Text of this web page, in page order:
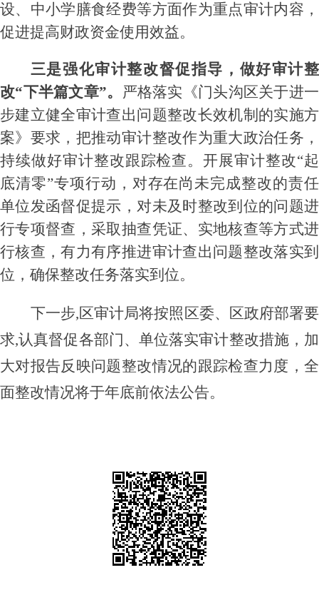
设、 中小学膳食经费等方面作为重点审计内容，
促进提高财政资金使用效益。
三是强化审计整改督促指导 ，做好审计整
改“下半篇文章”。
严格落实《门头沟区关于进一
步建立健全审计查出问题整改长效机制的实施方
案》要求， 把推动审计整改作为重大政治任务 ，
持续做好审计整改跟踪检查。开展审计整改“起
底清零”专项行动， 对存在尚未完成整改的责任
单位发函督促提示，对未及时整改到位的问题进
行专项督查，采取抽查凭证、实地核查等方式进
行核查，有力有序推进审计查出问题整改落实到
位 ， 确保整改任务落实到位。
下一步,区审计局将按照区委、区政府部署要
求,认真督促各部门、单位落实审计整改措施，加
大对报告反映问题整改情况的跟踪检查力度，全
面整改情况将于年底前依法公告。